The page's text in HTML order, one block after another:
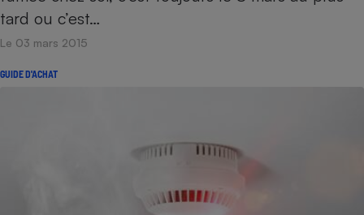
tard ou c’est…
Le 03 mars 2015
GUIDE D'ACHAT